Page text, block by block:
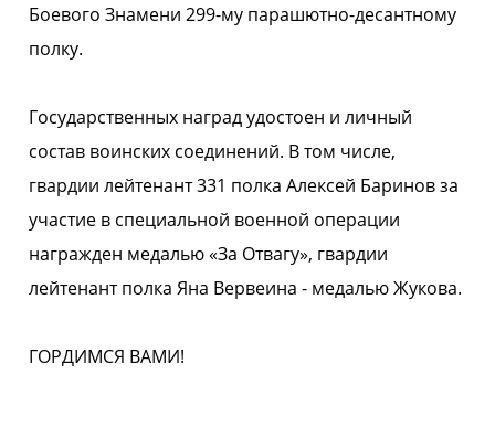
Боевого Знамени 299-му парашютно-десантному
полку.
Государственных наград удостоен и личный
состав воинских соединений. В том числе,
гвардии лейтенант 331 полка Алексей Баринов за
участие в специальной военной операции
награжден медалью «За Отвагу», гвардии
лейтенант полка Яна Вервеина - медалью Жукова.
ГОРДИМСЯ ВАМИ!